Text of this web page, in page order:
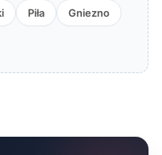
Piła Gniezno